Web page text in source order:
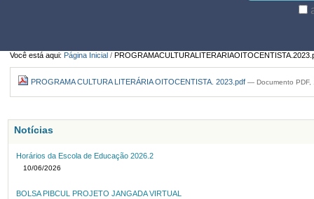
Você está aqui: Página Inicial /
PROGRAMA CULTURA LITERÁRIA OITOCENTISTA. 2023.pdf — Documento PDF,
Notícias
Horários da Escola de Educação 2026.2
10/06/2026
BOLSA PIBCUL PROJETO JANGADA VIRTUAL